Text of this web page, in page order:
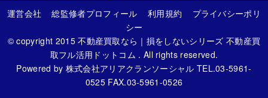
運営会社 総監修者プロフィール 利用規約
プライバシーポリ
シー
© copyright 2015不動産買取なら｜損をしないシリーズ 不動産買
取フル活用ドットコム . All rights reserved.
Powered by 株式会社アリアクランソーシャル TEL.03-5961-
0525 FAX.03-5961-0526